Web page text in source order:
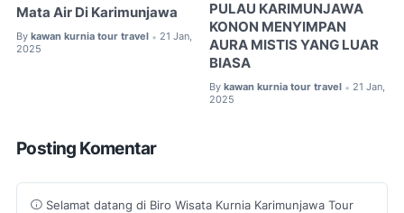
Mata Air Di Karimunjawa
By kawan kurnia tour travel • 21 Jan,
2025
PULAU KARIMUNJAWA
KONON MENYIMPAN
AURA MISTIS YANG LUAR
BIASA
By kawan kurnia tour travel • 21 Jan,
2025
Posting Komentar
Selamat datang di Biro Wisata Kurnia Karimunjawa Tour